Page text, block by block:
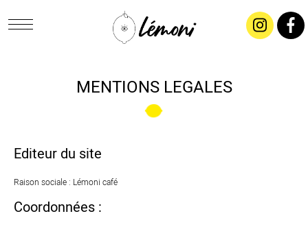
LIVRAISON
SALADES & BUFFETS
MENTIONS LEGALES
Editeur du site
Raison sociale : Lémoni café
Coordonnées :